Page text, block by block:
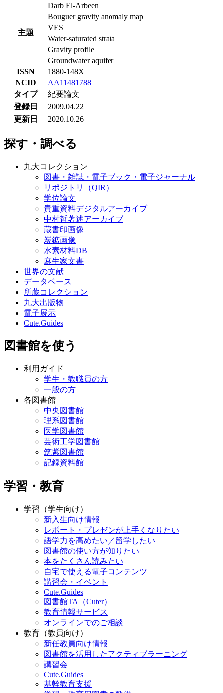
主題
Darb El-Arbeen
Bouguer gravity anomaly map
VES
Water-saturated strata
Gravity profile
Groundwater aquifer
ISSN
1880-148X
NCID
AA11481788
タイプ
紀要論文
登録日
2009.04.22
更新日
2020.10.26
探す・調べる
九大コレクション
図書・雑誌・電子ブック・電子ジャーナル
リポジトリ（QIR）
学位論文
貴重資料デジタルアーカイブ
中村哲著述アーカイブ
蔵書印画像
炭鉱画像
水素材料DB
麻生家文書
世界の文献
データベース
所蔵コレクション
九大出版物
電子展示
Cute.Guides
図書館を使う
利用ガイド
学生・教職員の方
一般の方
各図書館
中央図書館
理系図書館
医学図書館
芸術工学図書館
筑紫図書館
記録資料館
学習・教育
学習（学生向け）
新入生向け情報
レポート・プレゼンが上手くなりたい
語学力を高めたい／留学したい
図書館の使い方が知りたい
本をたくさん読みたい
自宅で使える電子コンテンツ
講習会・イベント
Cute.Guides
図書館TA（Cuter）
教育情報サービス
オンラインでのご相談
教育（教員向け）
新任教員向け情報
図書館を活用したアクティブラーニング
講習会
Cute.Guides
基幹教育支援